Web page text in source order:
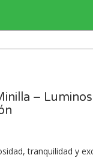
–
tranquilidad y